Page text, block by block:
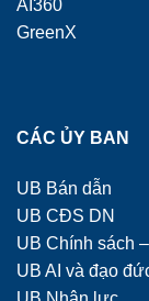
AI360
GreenX
CÁC ỦY BAN
UB Bán dẫn
UB CĐS DN
UB Chính sách
UB AI và đạo